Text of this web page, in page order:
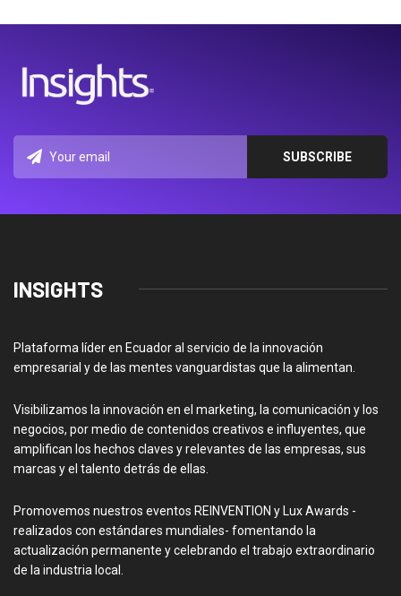
INSIGHTS
Plataforma líder en Ecuador al servicio de la innovación
empresarial y de las mentes vanguardistas que la alimentan.
Visibilizamos la innovación en el marketing, la comunicación y los
negocios, por medio de contenidos creativos e influyentes, que
amplifican los hechos claves y relevantes de las empresas, sus
marcas y el talento detrás de ellas.
Promovemos nuestros eventos REINVENTION y Lux Awards -
realizados con estándares mundiales- fomentando la
actualización permanente y celebrando el trabajo extraordinario
de la industria local.